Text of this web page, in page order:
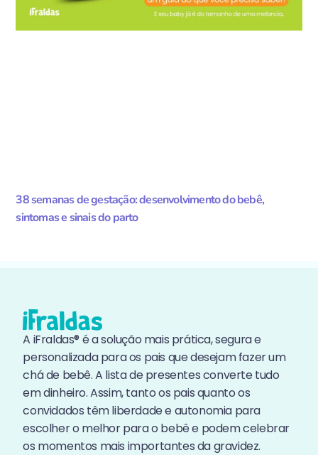
38 semanas de gestação: desenvolvimento do bebê,
sintomas e sinais do parto
A iFraldas® é a solução mais prática, segura e
personalizada para os pais que desejam fazer um
chá de bebê. A lista de presentes converte tudo
em dinheiro. Assim, tanto os pais quanto os
convidados têm liberdade e autonomia para
escolher o melhor para o bebê e podem celebrar
os momentos mais importantes da gravidez.